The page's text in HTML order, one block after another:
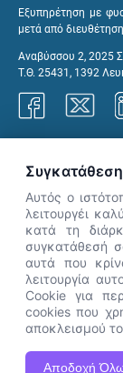
Εξυπηρέτηση με
μετά από
Αναβύσσου 2, 2025
Τ.Θ. 25431, 1392
Η Ιστοσελίδα ΑνΑΔ είναι
Apple Safari καθώς και
Αυτός ο
λειτουργέι
κατά τη
συγκατάθεσή
αυτά που
λειτουργία
Cookie για
cookies που
αποκλεισμού
Αποδοχή